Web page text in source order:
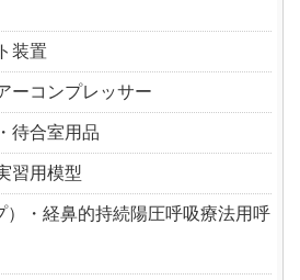
装置
ーコンプレッサー
待合室用品
習用模型
）・経鼻的持続陽圧呼吸療法用呼